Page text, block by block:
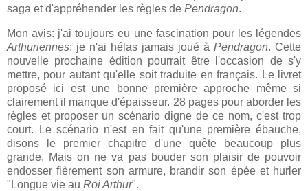
saga et d'appréhender les règles de Pendragon.
Mon avis: j'ai toujours eu une fascination pour les légendes
Arthuriennes; je n'ai hélas jamais joué à Pendragon. Cette
nouvelle prochaine édition pourrait être l'occasion de s'y
mettre, pour autant qu'elle soit traduite en français. Le livret
proposé ici est une bonne première approche même si
clairement il manque d'épaisseur. 28 pages pour aborder les
règles et proposer un scénario digne de ce nom, c'est trop
court. Le scénario n'est en fait qu'une première ébauche,
disons le premier chapitre d'une quête beaucoup plus
grande. Mais on ne va pas bouder son plaisir de pouvoir
endosser fièrement son armure, brandir son épée et hurler
"Longue vie au Roi Arthur".